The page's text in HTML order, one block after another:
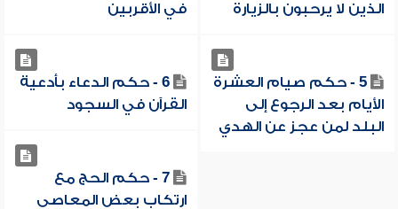
الذين لا يرحبون بالزيارة
في الأقربين
5 - حكم صيام العشرة
الأيام بعد الرجوع إلى
البلد لمن عجز عن الهدي
6 - حكم الدعاء بأدعية
القرآن في السجود
7 - حكم الحج مع
ارتكاب بعض المعاصي